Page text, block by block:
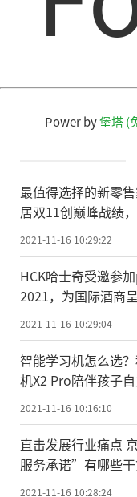
Power by堡塔 (
最值得选择的新零
居双11创巅峰战绩，
2021-11-16 10:29:22
HCK哈士奇受邀参
2021，为国际酒商
2021-11-16 10:29:04
智能学习机怎么选
机X2 Pro陪伴孩子
2021-11-16 10:16:10
直击发展行业痛点
服务承诺”有哪些干
2021-11-16 10:28:24